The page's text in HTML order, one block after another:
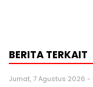
BERITA TERKAIT
Jumat, 7 Agustus 2026 -